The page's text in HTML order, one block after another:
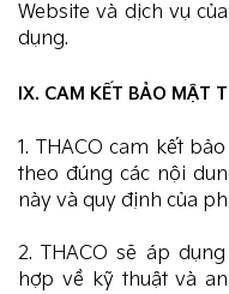
Website và dịch vụ
dụng.
IX. CAM KẾT BẢO MẬT
1. THACO cam kết
theo đúng các nội
này và quy định của
2. THACO sẽ áp
hợp về kỹ thuật và